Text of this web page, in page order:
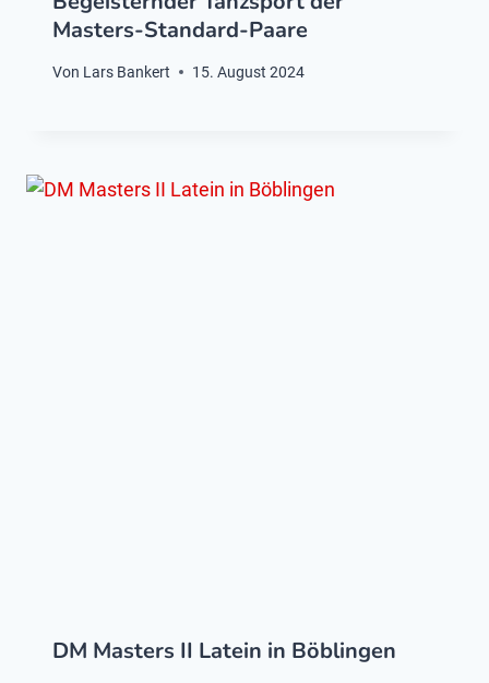
Masters-Standard-Paare
Von Lars Bankert 15. August 2024
DM Masters II Latein in Böblingen